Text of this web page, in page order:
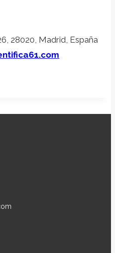
28020, Madrid, España